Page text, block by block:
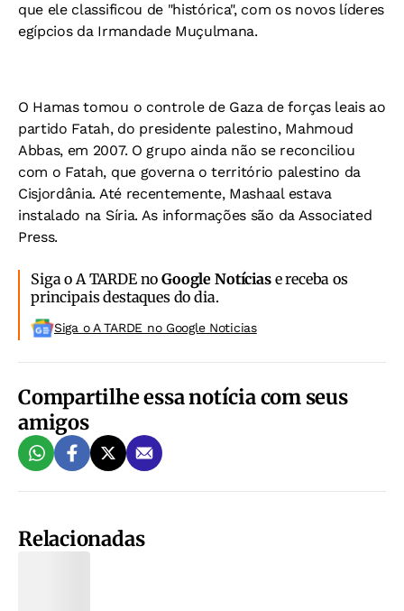
que ele classificou de "histórica", com os novos líderes
egípcios da Irmandade Muçulmana.
O Hamas tomou o controle de Gaza de forças leais ao
partido Fatah, do presidente palestino, Mahmoud
Abbas, em 2007. O grupo ainda não se reconciliou
com o Fatah, que governa o território palestino da
Cisjordânia. Até recentemente, Mashaal estava
instalado na Síria. As informações são da Associated
Press.
Siga o A TARDE noGoogle Notíciase receba os
principais destaques do dia.
Siga o A TARDE no Google Noticias
Compartilhe essa notícia com seus
amigos
Relacionadas